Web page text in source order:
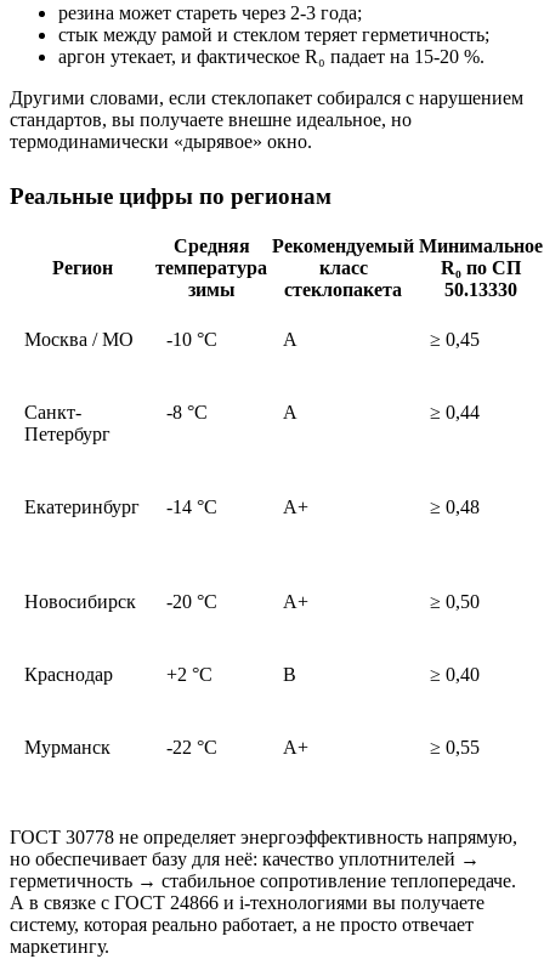
резина может стареть через 2-3 года;
стык между рамой и стеклом теряет герметичность;
аргон утекает, и фактическое R₀ падает на 15-20 %.
Другими словами, если стеклопакет собирался с нарушением
стандартов, вы получаете внешне идеальное, но
термодинамически «дырявое» окно.
Реальные цифры по регионам
Регион
Средняя
температура
зимы
Рекомендуемый
класс
стеклопакета
Минимальное
R₀ по СП
50.13330
Москва / МО -10 °C A ≥ 0,45
Санкт-
Петербург
-8 °C A ≥ 0,44
Екатеринбург -14 °C A+ ≥ 0,48
Новосибирск -20 °C A+ ≥ 0,50
Краснодар +2 °C B ≥ 0,40
Мурманск -22 °C A+ ≥ 0,55
ГОСТ 30778 не определяет энергоэффективность напрямую,
но обеспечивает базу для неё: качество уплотнителей →
герметичность → стабильное сопротивление теплопередаче.
А в связке с ГОСТ 24866 и i-технологиями вы получаете
систему, которая реально работает, а не просто отвечает
маркетингу.